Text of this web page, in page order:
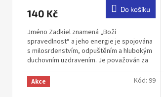
140 Kč Do košíku
Jméno Zadkiel znamená „Boží
spravedlnost“ a jeho energie je spojována
s milosrdenstvím, odpuštěním a hlubokým
duchovním uzdravením. Je považován za
archanděla soucitu a jemné...
Akce Kód: 99